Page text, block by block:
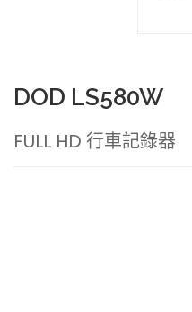
DOD LS580W
FULL HD 行車記錄器